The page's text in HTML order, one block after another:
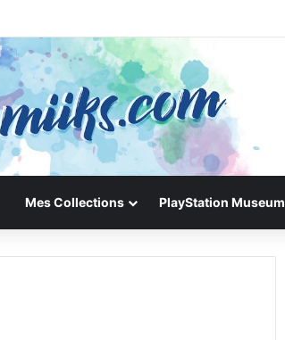
Mes Collections PlayStation Museum